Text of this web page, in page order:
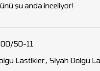
şu anda inceliyor!
50-11
Lastikler, Siyah Dolgu